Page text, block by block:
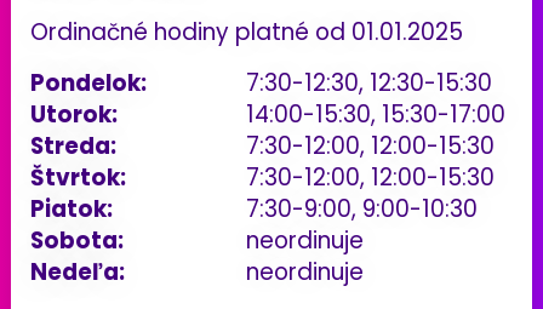
Ordinačné hodiny platné od 01.01.2025
Pondelok:
7:30-12:30, 12:30-15:30
Utorok:
14:00-15:30, 15:30-17:00
Streda:
7:30-12:00, 12:00-15:30
Štvrtok:
7:30-12:00, 12:00-15:30
Piatok:
7:30-9:00, 9:00-10:30
Sobota:
neordinuje
Nedeľa:
neordinuje